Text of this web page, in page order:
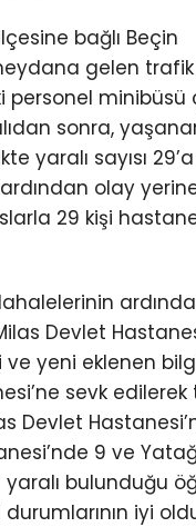
bağlı Beçin
gelen trafik
minibüsü
sonra,
yaralı sayısı
olay
29 kişi
Devlet
ve yeni eklenen
sevk
Devlet
9 ve
yaralı bulunduğu
durumlarının iyi